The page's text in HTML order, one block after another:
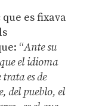
es fixava
“Ante su
el idioma
es de
del pueblo, el